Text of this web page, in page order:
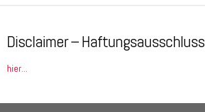
Disclaimer – Haftungsausschluss
hier...